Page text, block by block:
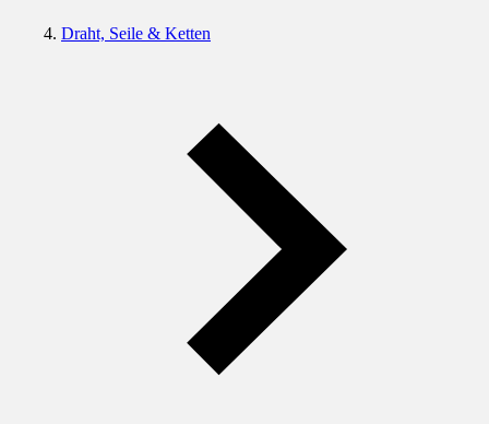
Draht, Seile & Ketten